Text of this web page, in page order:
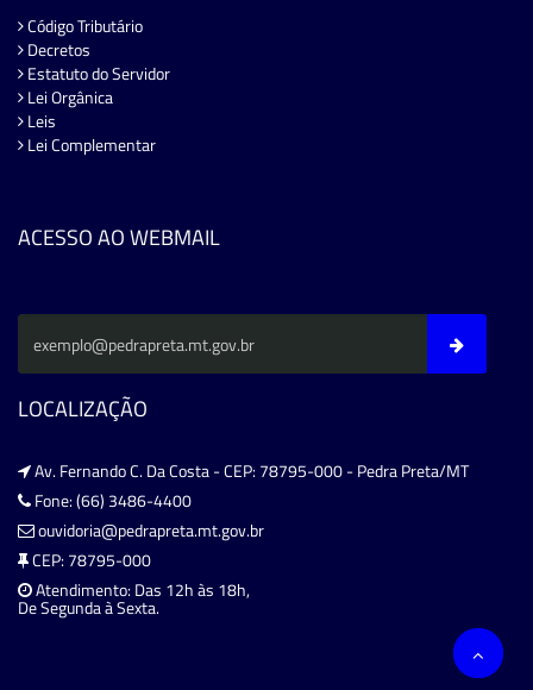
Código Tributário
Decretos
Estatuto do Servidor
Lei Orgânica
Leis
Lei Complementar
ACESSO AO WEBMAIL
LOCALIZAÇÃO
Av. Fernando C. Da Costa - CEP: 78795-000 - Pedra Preta/MT
Fone: (66) 3486-4400
ouvidoria@pedrapreta.mt.gov.br
CEP: 78795-000
Atendimento: Das 12h às 18h,
De Segunda à Sexta.